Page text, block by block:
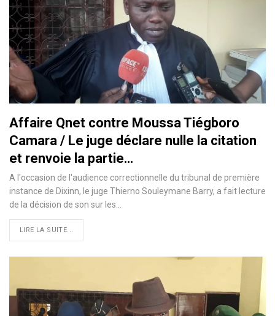
Affaire Qnet contre Moussa Tiégboro
Camara / Le juge déclare nulle la citation
et renvoie la partie…
A l'occasion de l'audience correctionnelle du tribunal de première
instance de Dixinn, le juge Thierno Souleymane Barry, a fait lecture
de la décision de son sur les
LIRE LA SUITE...